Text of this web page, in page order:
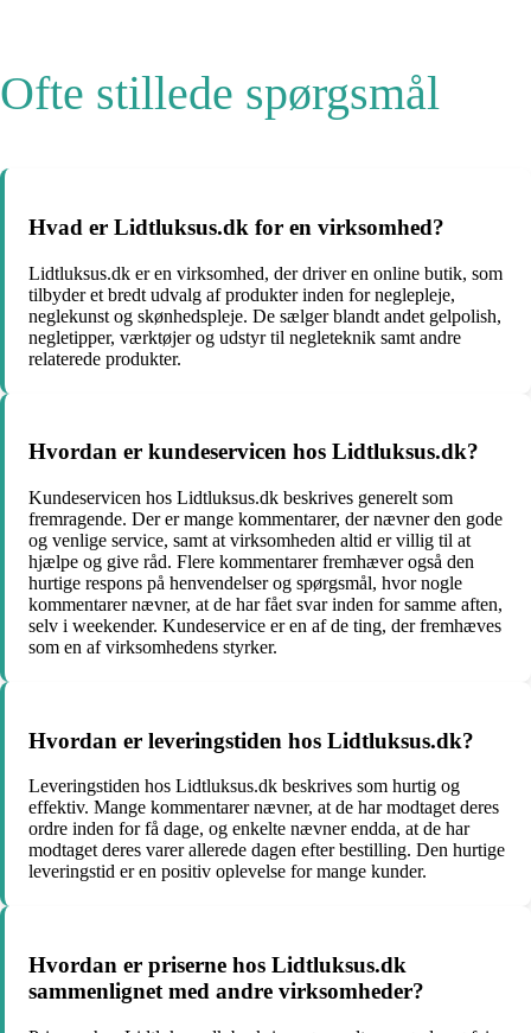
Ofte stillede spørgsmål
Hvad er Lidtluksus.dk for en virksomhed?
Lidtluksus.dk er en virksomhed, der driver en online butik, som
tilbyder et bredt udvalg af produkter inden for neglepleje,
neglekunst og skønhedspleje. De sælger blandt andet gelpolish,
negletipper, værktøjer og udstyr til negleteknik samt andre
relaterede produkter.
Hvordan er kundeservicen hos Lidtluksus.dk?
Kundeservicen hos Lidtluksus.dk beskrives generelt som
fremragende. Der er mange kommentarer, der nævner den gode
og venlige service, samt at virksomheden altid er villig til at
hjælpe og give råd. Flere kommentarer fremhæver også den
hurtige respons på henvendelser og spørgsmål, hvor nogle
kommentarer nævner, at de har fået svar inden for samme aften,
selv i weekender. Kundeservice er en af de ting, der fremhæves
som en af virksomhedens styrker.
Hvordan er leveringstiden hos Lidtluksus.dk?
Leveringstiden hos Lidtluksus.dk beskrives som hurtig og
effektiv. Mange kommentarer nævner, at de har modtaget deres
ordre inden for få dage, og enkelte nævner endda, at de har
modtaget deres varer allerede dagen efter bestilling. Den hurtige
leveringstid er en positiv oplevelse for mange kunder.
Hvordan er priserne hos Lidtluksus.dk
sammenlignet med andre virksomheder?